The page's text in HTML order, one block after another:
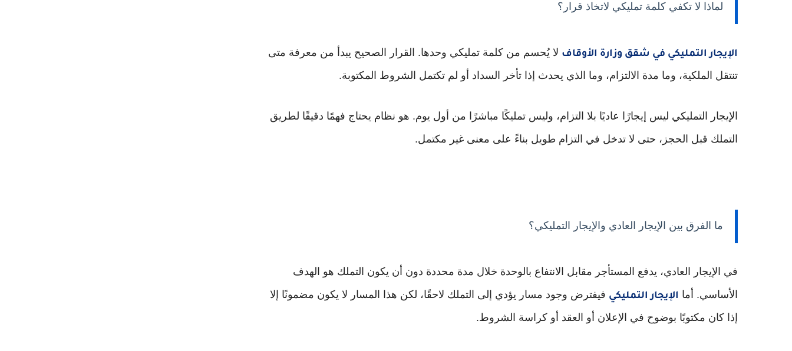
لماذا لا تكفي كلمة تمليكي لاتخاذ قرار؟
الإيجار التمليكي في شقق وزارة الأوقاف لا يُحسم من كلمة تمليكي وحدها. القرار الصحيح يبدأ من معرفة متى
تنتقل الملكية، وما مدة الالتزام، وما الذي يحدث إذا تأخر السداد أو لم تكتمل الشروط المكتوبة.
الإيجار التمليكي ليس إيجارًا عاديًا بلا التزام، وليس تمليكًا مباشرًا من أول يوم. هو نظام يحتاج فهمًا دقيقًا لطريق
التملك قبل الحجز، حتى لا تدخل في التزام طويل بناءً على معنى غير مكتمل.
ما الفرق بين الإيجار العادي والإيجار التمليكي؟
في الإيجار العادي، يدفع المستأجر مقابل الانتفاع بالوحدة خلال مدة محددة دون أن يكون التملك هو الهدف
الأساسي. أما الإيجار التمليكي فيفترض وجود مسار يؤدي إلى التملك لاحقًا، لكن هذا المسار لا يكون مضمونًا إلا
إذا كان مكتوبًا بوضوح في الإعلان أو العقد أو كراسة الشروط.